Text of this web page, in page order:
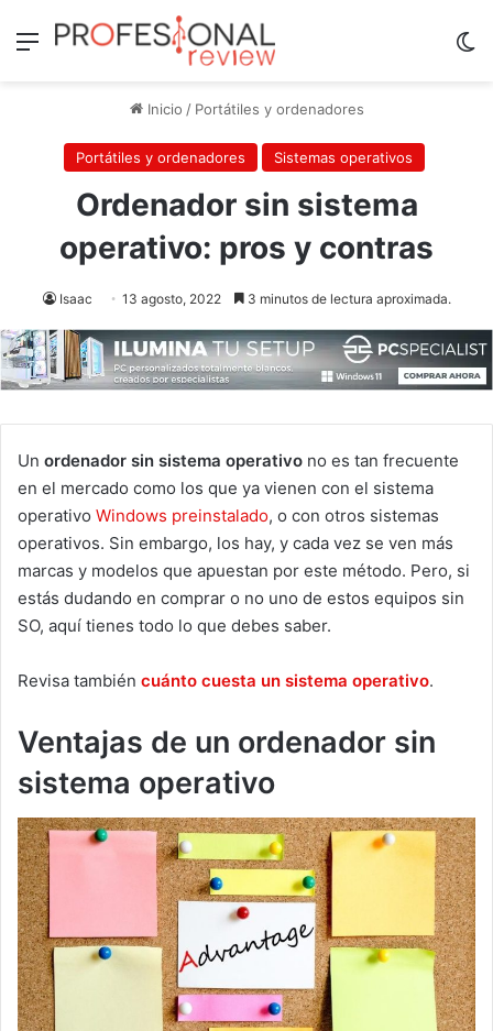
Menú
Inicio / Portátiles y ordenadores
Portátiles y ordenadores Sistemas operativos
Ordenador sin sistema
operativo: pros y contras
Isaac 13 agosto, 2022 3 minutos de lectura aproximada.
Un ordenador sin sistema operativo no es tan frecuente
en el mercado como los que ya vienen con el sistema
operativo Windows preinstalado, o con otros sistemas
operativos. Sin embargo, los hay, y cada vez se ven más
marcas y modelos que apuestan por este método. Pero, si
estás dudando en comprar o no uno de estos equipos sin
SO, aquí tienes todo lo que debes saber.
Revisa también cuánto cuesta un sistema operativo.
Ventajas de un ordenador sin
sistema operativo